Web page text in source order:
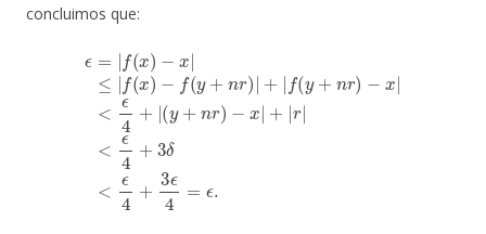
concluimos que:
)− |≤|f(x f(y
−x| |r|